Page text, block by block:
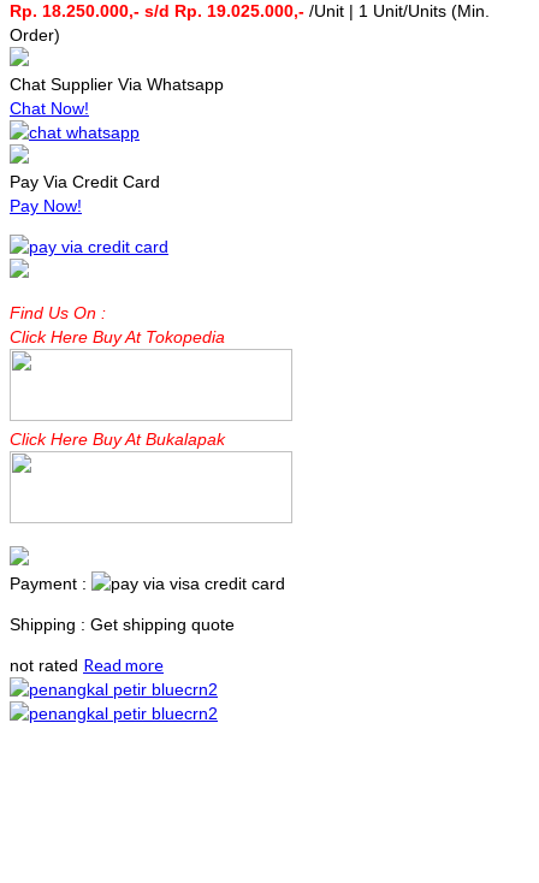
Rp. 18.250.000,- s/d Rp. 19.025.000,- /Unit | 1 Unit/Units (Min.
Order)
Chat Supplier Via Whatsapp
Chat Now!
Pay Via Credit Card
Pay Now!
Find Us On :
Click Here Buy At Tokopedia
Click Here Buy At Bukalapak
Payment :
Shipping : Get shipping quote
not rated Read more